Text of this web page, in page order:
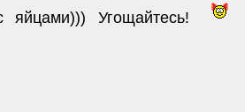
яйцами))) Угощайтесь!